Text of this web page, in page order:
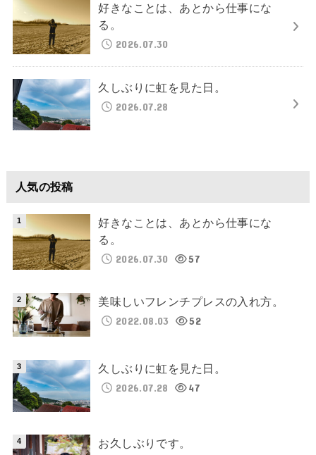
好きなことは、あとから仕事にな
る。
2026.07.30
久しぶりに虹を見た日。
2026.07.28
人気の投稿
好きなことは、あとから仕事にな
る。
2026.07.30
57
美味しいフレンチプレスの入れ方。
2022.08.03
52
久しぶりに虹を見た日。
2026.07.28
47
お久しぶりです。